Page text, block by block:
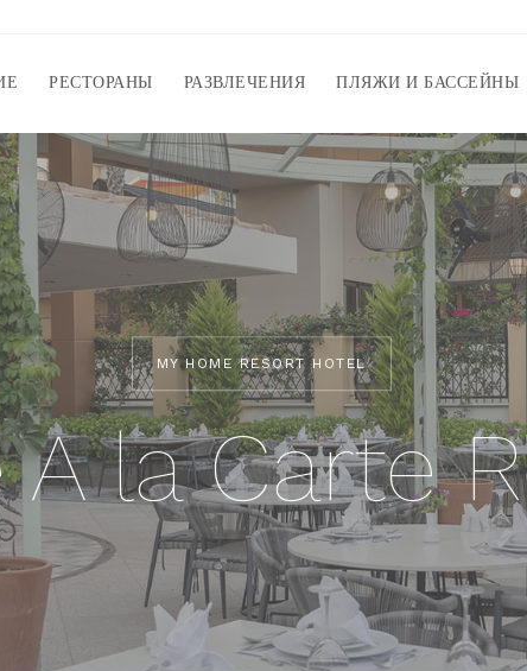
РЕСТОРАНЫ РАЗВЛЕЧЕНИЯ ПЛЯЖИ И БАССЕЙНЫ
MY HOME RESORT HOTEL
la Carte